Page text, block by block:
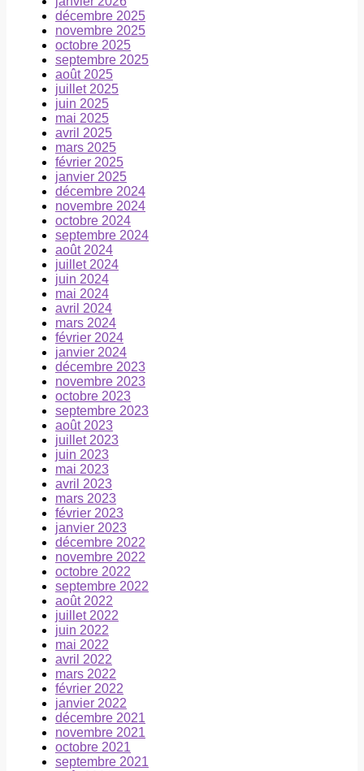
décembre 2025
novembre 2025
octobre 2025
septembre 2025
août 2025
juillet 2025
juin 2025
mai 2025
avril 2025
mars 2025
février 2025
janvier 2025
décembre 2024
novembre 2024
octobre 2024
septembre 2024
août 2024
juillet 2024
juin 2024
mai 2024
avril 2024
mars 2024
février 2024
janvier 2024
décembre 2023
novembre 2023
octobre 2023
septembre 2023
août 2023
juillet 2023
juin 2023
mai 2023
avril 2023
mars 2023
février 2023
janvier 2023
décembre 2022
novembre 2022
octobre 2022
septembre 2022
août 2022
juillet 2022
juin 2022
mai 2022
avril 2022
mars 2022
février 2022
janvier 2022
décembre 2021
novembre 2021
octobre 2021
septembre 2021